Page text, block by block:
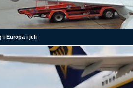
i Europa i juli